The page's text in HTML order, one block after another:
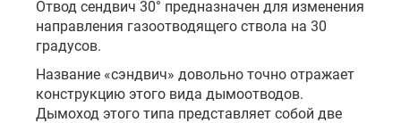
Отвод сендвич 30° предназначен для изменения
направления газоотводящего ствола на 30
градусов.
Название «сэндвич» довольно точно отражает
конструкцию этого вида дымоотводов.
Дымоход этого типа представляет собой две